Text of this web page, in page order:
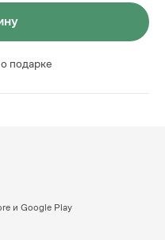
подарке
и Google Play